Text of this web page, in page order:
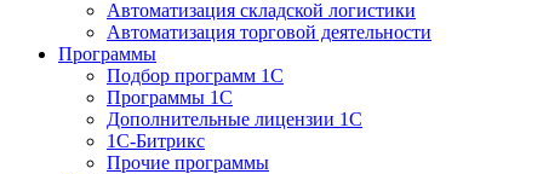
Автоматизация складской логистики
Автоматизация торговой деятельности
Программы
Подбор программ 1С
Программы 1С
Дополнительные лицензии 1С
1С-Битрикс
Прочие программы